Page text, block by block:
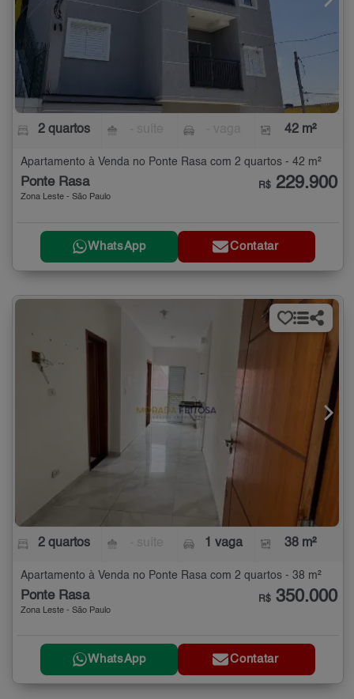
2 quartos 42 m²
Apartamento à Venda no Ponte Rasa com 2 quartos - 42 m²
Ponte Rasa
Zona Leste - São Paulo
R$ 229.900
WhatsApp Contatar
2 quartos 1 vaga 38 m²
Apartamento à Venda no Ponte Rasa com 2 quartos - 38 m²
Ponte Rasa
Zona Leste - São Paulo
R$ 350.000
WhatsApp Contatar